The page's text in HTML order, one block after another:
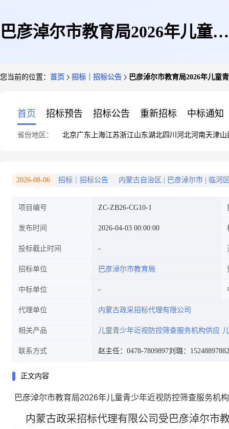
巴彦淖尔市教育局2026年儿童青
您当前的位置： 首页 招标｜招标公告 巴彦淖尔市教育局2026年儿童
首页 招标预告 招标公告 重新招标 中标通知
省份地区： 北京广东 上海江苏浙江山东湖北四川 河北河南天津山
2026-08-06 招标｜招标公告 内蒙古自治区 巴彦淖尔市 临河
项目编号 ZC-ZB26-CG10-1
发布时间 2026-04-03 00:00:00
投标截止时间
招标单位 巴彦淖尔市教育局
中标单位
代理单位 内蒙古政采招标代理有限公司
相关产品 儿童青少年近视防控筛查服务机构供应
联系方式 赵主任：0478-7809897刘璐：15248897882
正文内容
巴彦淖尔市教育局2026年儿童青少年近视防控筛查服务机构
内蒙古政采招标代理有限公司 受 巴彦淖尔市